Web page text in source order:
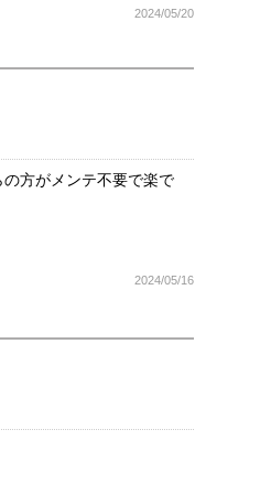
2024/05/20
方がメンテ不要で楽で
2024/05/16